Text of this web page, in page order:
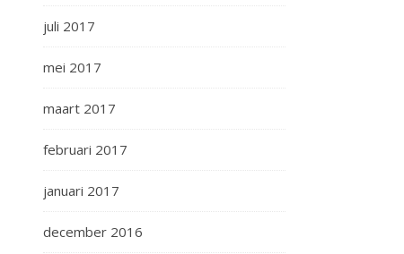
juli 2017
mei 2017
maart 2017
februari 2017
januari 2017
december 2016